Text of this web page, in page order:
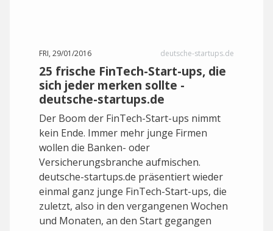
FRI, 29/01/2016 deutsche-startups.de
25 frische FinTech-Start-ups, die
sich jeder merken sollte -
deutsche-startups.de
Der Boom der FinTech-Start-ups nimmt
kein Ende. Immer mehr junge Firmen
wollen die Banken- oder
Versicherungsbranche aufmischen.
deutsche-startups.de präsentiert wieder
einmal ganz junge FinTech-Start-ups, die
zuletzt, also in den vergangenen Wochen
und Monaten, an den Start gegangen